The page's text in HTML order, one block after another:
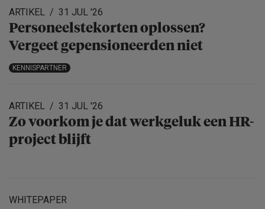
ARTIKEL 31 JUL '26
Personeels­te­korten oplossen?
Vergeet gepensio­neerden niet
KENNISPARTNER
ARTIKEL 31 JUL '26
Zo voorkom je dat werkgeluk een HR-
project blijft
WHITEPAPER